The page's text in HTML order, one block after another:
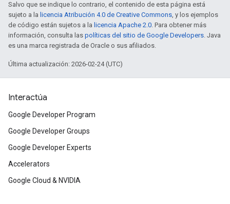
Salvo que se indique lo contrario, el contenido de esta página está
sujeto a la licencia Atribución 4.0 de Creative Commons, y los ejemplos
de código están sujetos a la licencia Apache 2.0. Para obtener más
información, consulta las políticas del sitio de Google Developers. Java
es una marca registrada de Oracle o sus afiliados.
Última actualización: 2026-02-24 (UTC)
Interactúa
Google Developer Program
Google Developer Groups
Google Developer Experts
Accelerators
Google Cloud & NVIDIA